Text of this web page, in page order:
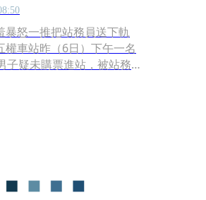
暴怒一推把站務員送下軌
權車站昨（6日）下午一名
子疑未購票進站，被站務員